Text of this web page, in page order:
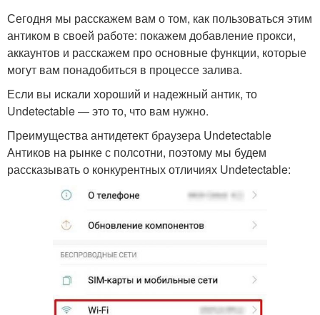
Сегодня мы расскажем вам о том, как пользоваться этим
антиком в своей работе: покажем добавление прокси,
аккаунтов и расскажем про основные функции, которые
могут вам понадобиться в процессе залива.
Если вы искали хороший и надежный антик, то
Undetectable — это то, что вам нужно.
Преимущества антидетект браузера Undetectable
Антиков на рынке с полсотни, поэтому мы будем
рассказывать о конкурентных отличиях Undetectable: